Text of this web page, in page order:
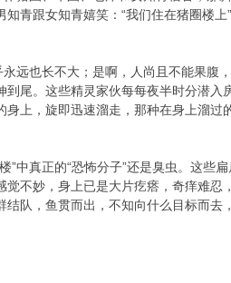
青跟女知青嬉笑：“我们住在猪圈楼上
远也长不大；是啊，人尚且不能果
尾。这些精灵家伙每每夜半时分潜
上，旋即迅速溜走，那种在身上溜过
”中真正的“恐怖分子”还是臭虫。这
不妙，身上已是大片疙瘩，奇痒难
队，鱼贯而出，不知向什么目标而去